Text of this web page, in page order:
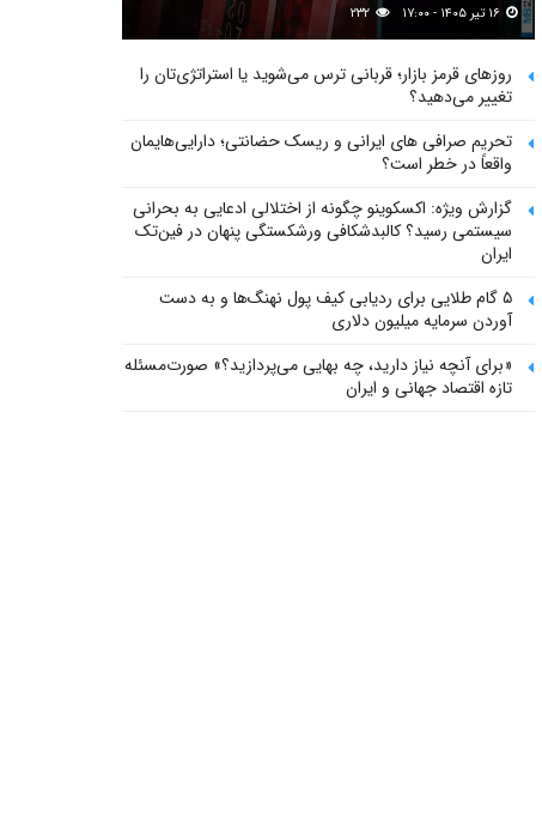
روزهای قرمز بازار؛ قربانی ترس می‌شوید یا استراتژی‌تان را
تغییر می‌دهید؟
تحریم صرافی های ایرانی و ریسک حضانتی؛ دارایی‌هایمان
واقعاً در خطر است؟
گزارش ویژه: اکسکوینو چگونه از اختلالی ادعایی به بحرانی
سیستمی رسید؟ کالبدشکافی ورشکستگی پنهان در فین‌تک
ایران
۵ گام طلایی برای ردیابی کیف پول‌ نهنگ‌ها و به دست
آوردن سرمایه میلیون دلاری
«برای آنچه نیاز دارید، چه بهایی می‌پردازید؟» صورت‌مسئله
تازه اقتصاد جهانی و ایران